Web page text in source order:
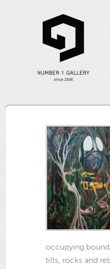
occupying
tilts, rocks and